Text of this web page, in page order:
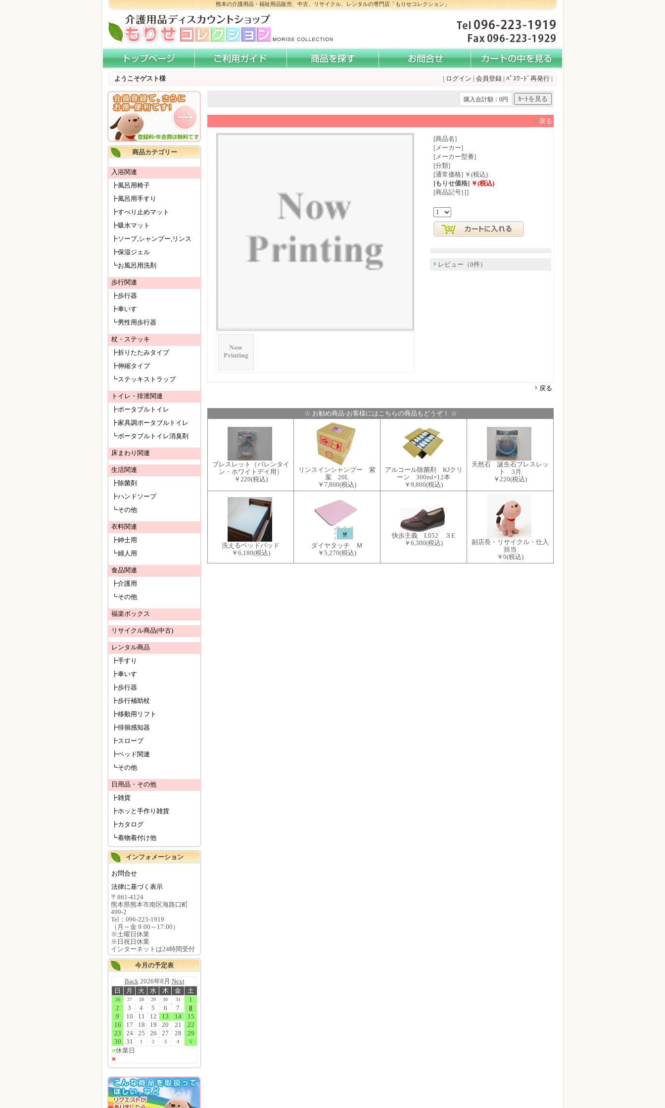
熊本の介護用品・福祉用品販売、中古、リサイクル、レンタルの専門店「もりせコレクション」
ようこそゲスト様 | ログイン | 会員登録 | ﾊﾟｽﾜｰﾄﾞ再発行 |
購入合計額：0円
戻る
[商品名]
[メーカー]
[メーカー型番]
[分類]
[通常価格] ￥(税込)
[もりせ価格] ￥(税込)
[商品記号] []
レビュー（0件）
戻る
☆ お勧め商品-お客様にはこちらの商品もどうぞ！ ☆
ブレスレット（バレンタイ
ン・ホワイトデイ用）
￥220(税込)
リンスインシャンプー 紫
葉 20L
￥7,800(税込)
アルコール除菌剤 KJクリ
ーン 300ml×12本
￥9,800(税込)
天然石 誕生石ブレスレッ
ト 3月
￥220(税込)
洗えるベッドパッド
￥6,180(税込)
ダイヤタッチ Ｍ
￥5,270(税込)
快歩主義 L052 ３E
￥6,300(税込)
副店長・リサイクル・仕入
担当
￥0(税込)
商品カテゴリー
入浴関連
┣風呂用椅子
┣風呂用手すり
┣すべり止めマット
┣吸水マット
┣ソープ,シャンプー,リンス
┣保湿ジェル
┗お風呂用洗剤
歩行関連
┣歩行器
┣車いす
┗男性用歩行器
杖・ステッキ
┣折りたたみタイプ
┣伸縮タイプ
┗ステッキストラップ
トイレ・排泄関連
┣ポータブルトイレ
┣家具調ポータブルトイレ
┗ポータブルトイレ消臭剤
床まわり関連
生活関連
┣除菌剤
┣ハンドソープ
┗その他
衣料関連
┣紳士用
┗婦人用
食品関連
┣介護用
┗その他
福楽ボックス
リサイクル商品(中古)
レンタル商品
┣手すり
┣車いす
┣歩行器
┣歩行補助杖
┣移動用リフト
┣徘徊感知器
┣スロープ
┣ベッド関連
┗その他
日用品・その他
┣雑貨
┣ホッと手作り雑貨
┣カタログ
┗着物着付け他
インフォメーション
お問合せ
法律に基づく表示
〒861-4124
熊本県熊本市南区海路口町
499-2
Tel：096-223-1919
（月～金 9:00～17:00）
※土曜日休業
※日祝日休業
インターネットは24時間受付
今月の予定表